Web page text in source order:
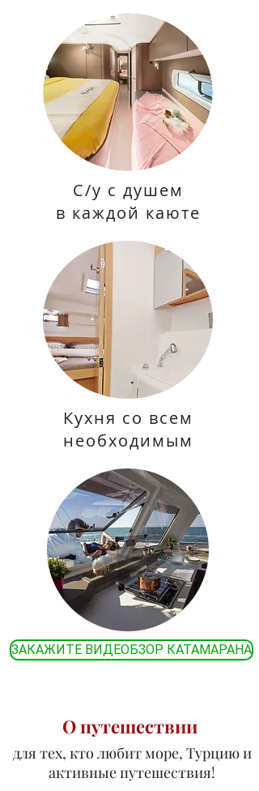
С/у с душем
в каждой каюте
Кухня со всем
необходимым
ЗАКАЖИТЕ ВИДЕОБЗОР КАТАМАРАНА
О путешествии
для тех, кто любит море, Турцию и
активные путешествия!